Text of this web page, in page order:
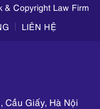
& Copyright Law Firm
LIÊN HỆ
Giấy, Hà Nội